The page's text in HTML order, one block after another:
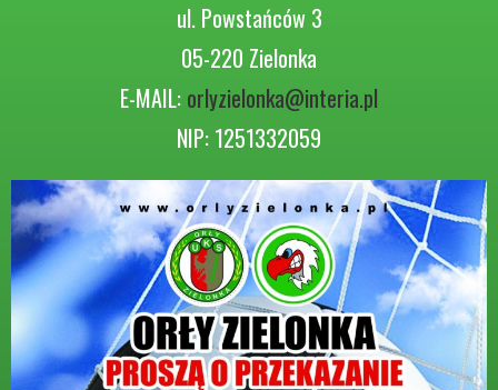
ul. Powstańców 3
05-220 Zielonka
E-MAIL: orlyzielonka@interia.pl
NIP: 1251332059